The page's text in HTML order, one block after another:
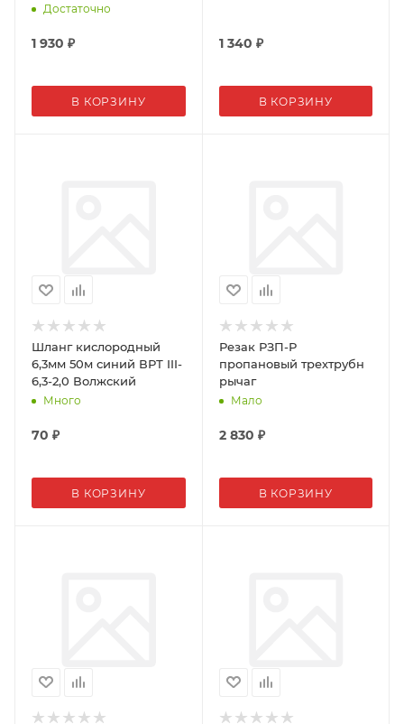
Достаточно
1 930 ₽
В КОРЗИНУ
1 340 ₽
В КОРЗИНУ
Шланг кислородный
6,3мм 50м синий ВРТ III-
6,3-2,0 Волжский
Много
70 ₽
В КОРЗИНУ
Резак РЗП-Р
пропановый трехтрубн
рычаг
Мало
2 830 ₽
В КОРЗИНУ